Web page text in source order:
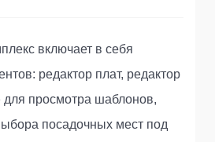
включает в себя
редактор плат, редактор
просмотра шаблонов,
посадочных мест под